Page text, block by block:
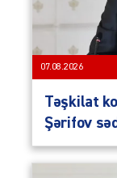
07.08.2026
Təşkilat
Şərifov